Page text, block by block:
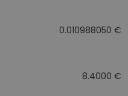
0.010988050 €
8.4000 €